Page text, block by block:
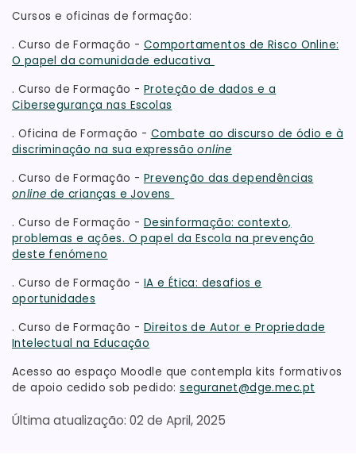
Cursos e oficinas de formação:
. Curso de Formação - Comportamentos de Risco Online:
O papel da comunidade educativa
. Curso de Formação - Proteção de dados e a
Cibersegurança nas Escolas
. Oficina de Formação - Combate ao discurso de ódio e à
discriminação na sua expressãoonline
. Curso de Formação - Prevenção das dependências
online de crianças e Jovens
. Curso de Formação - Desinformação: contexto,
problemas e ações. O papel da Escola na prevenção
deste fenómeno
. Curso de Formação - IA e Ética: desafios e
oportunidades
. Curso de Formação - Direitos de Autor e Propriedade
Intelectual na Educação
Acesso ao espaço Moodle que contempla kits formativos
de apoio cedido sob pedido:seguranet@dge.mec.pt
02 de April, 2025